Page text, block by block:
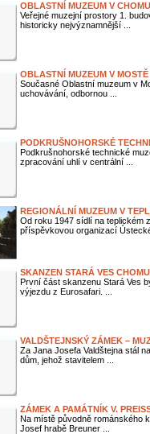
OBLASTNÍ MUZEUM V
Veřejné muzejní prostory 1.
historicky nejvýznamnější ...
OBLASTNÍ MUZEUM V MOSTĚ
Současné Oblastní muzeum v
uchovávání, odbornou ...
PODKRUŠNOHORSKÉ
Podkrušnohorské technické
zpracování uhlí v centrální ...
REGIONÁLNÍ MUZEUM V
Od roku 1947 sídlí na teplickém
příspěvkovou organizací
SKANZEN STARÁ VES
První část skanzenu Stará Ves
výjezdu z Eurosafari. ...
VALDŠTEJNSKÝ ZÁMEK –
Za Jana Josefa Valdštejna stál
dům, jehož stavitelem ...
ZÁMEK A PAMÁTNÍK V.
Na místě původně románského
Josef hrabě Breuner ...